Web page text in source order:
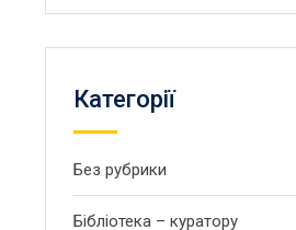
Категорії
Без рубрики
Бібліотека – куратору